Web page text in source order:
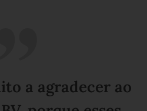
a agradecer ao